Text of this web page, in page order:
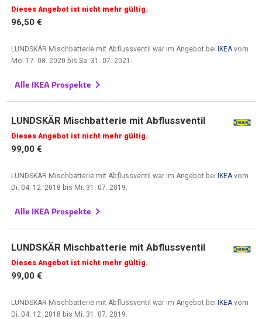
Dieses Angebot ist nicht mehr gültig.
96,50 €
LUNDSKÄR Mischbatterie mit Abflussventil war im Angebot beiIKEA vom
Mo. 17. 08. 2020 bisSa. 31. 07. 2021
Alle IKEA Prospekte
LUNDSKÄR Mischbatterie mit Abflussventil
Dieses Angebot ist nicht mehr gültig.
99,00 €
LUNDSKÄR Mischbatterie mit Abflussventil war im Angebot beiIKEA vom
Di. 04. 12. 2018 bis Mi. 31. 07. 2019
Alle IKEA Prospekte
LUNDSKÄR Mischbatterie mit Abflussventil
Dieses Angebot ist nicht mehr gültig.
99,00 €
LUNDSKÄR Mischbatterie mit Abflussventil war im Angebot beiIKEA vom
Di. 04. 12. 2018 bis Mi. 31. 07. 2019